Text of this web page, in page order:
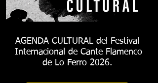
AGENDA CULTURAL del Festival
Internacional de Cante Flamenco
de Lo Ferro 2026.